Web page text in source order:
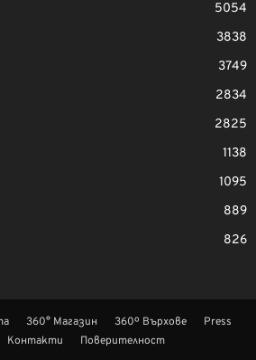
5054
3838
3749
2834
2825
1138
1095
889
826
360° Магазин 360º Върхове
Press
Контакти Поверителност